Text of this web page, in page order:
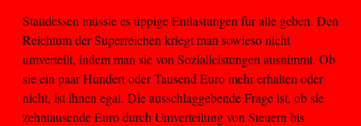
Stattdessen müsste es üppige Entlastungen für alle geben. Den
Reichtum der Superreichen kriegt man sowieso nicht
umverteilt, indem man sie von Sozialleistungen ausnimmt. Ob
sie ein paar Hundert oder Tausend Euro mehr erhalten oder
nicht, ist ihnen egal. Die ausschlaggebende Frage ist, ob sie
zehntausende Euro durch Umverteilung von Steuern bis